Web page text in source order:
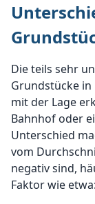
Die teils sehr
Grundstücke
mit der Lage
Bahnhof oder
Unterschied
vom
negativ sind,
Faktor wie etwa: